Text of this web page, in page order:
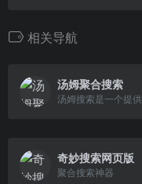
相关导航
汤姆聚合搜索
奇妙搜索网页版
聚合搜索神器